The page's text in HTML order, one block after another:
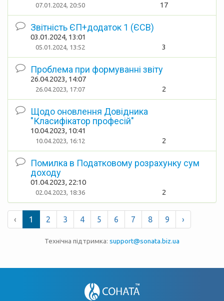
07.01.2024, 20:50 17
Звітність ЄП+додаток 1 (ЄСВ)
03.01.2024, 13:01
05.01.2024, 13:52 3
Проблема при формуванні звіту
26.04.2023, 14:07
26.04.2023, 17:07 2
Щодо оновлення Довідника
"Класифікатор професій"
10.04.2023, 10:41
10.04.2023, 16:12 2
Помилка в Податковому розрахунку сум
доходу
01.04.2023, 22:10
02.04.2023, 18:36 2
‹ 1 2 3 4 5 6 7 8 9 ›
Технічна підтримка: support@sonata.biz.ua